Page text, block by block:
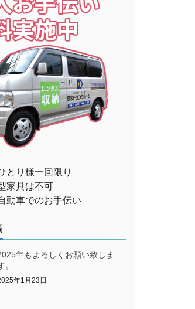
とり様一回限り
家具は不可
動車でのお手伝い
年もよろしくお願い致しま
。
年1月23日